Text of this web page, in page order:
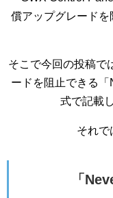
償アップグレードを
そこで今回の投稿で
ードを阻止できる
式で記載
それで
「